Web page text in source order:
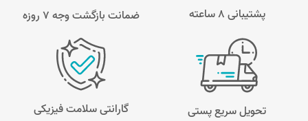
پشتیبانی 8 ساعته ضمانت بازگشت وجه ۷ روزه
تحویل سریع پستی گارانتی سلامت فیزیکی